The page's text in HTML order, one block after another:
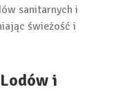
sanitarnych i
świeżość i
i